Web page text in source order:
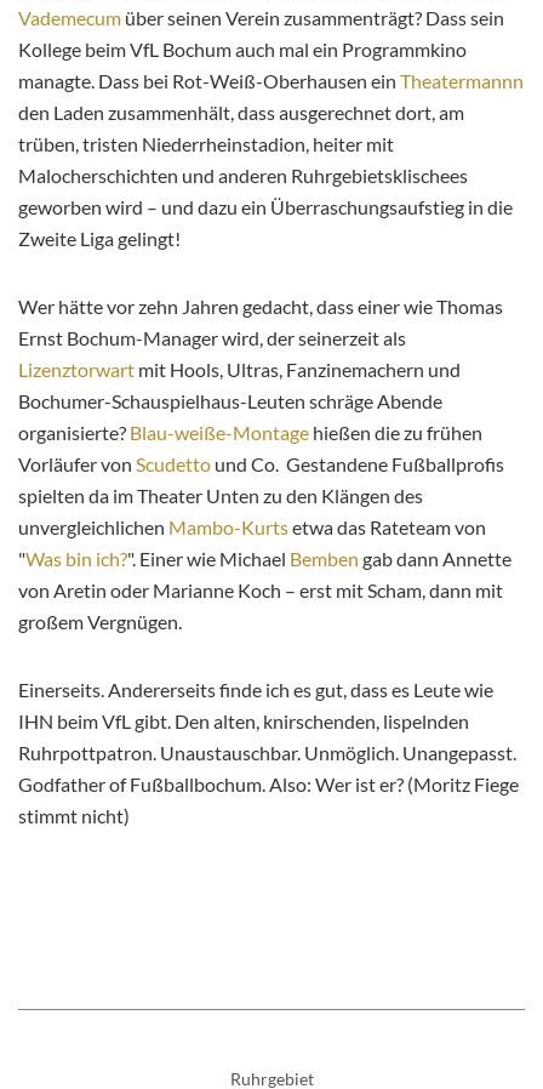
Vademecum über seinen Verein zusammenträgt? Dass sein
Kollege beim VfL Bochum auch mal ein Programmkino
managte. Dass bei Rot-Weiß-Oberhausen ein Theatermannn
den Laden zusammenhält, dass ausgerechnet dort, am
trüben, tristen Niederrheinstadion, heiter mit
Malocherschichten und anderen Ruhrgebietsklischees
geworben wird – und dazu ein Überraschungsaufstieg in die
Zweite Liga gelingt!
Wer hätte vor zehn Jahren gedacht, dass einer wie Thomas
Ernst Bochum-Manager wird, der seinerzeit als
Lizenztorwart mit Hools, Ultras, Fanzinemachern und
Bochumer-Schauspielhaus-Leuten schräge Abende
organisierte? Blau-weiße-Montage hießen die zu frühen
Vorläufer von Scudetto und Co. Gestandene Fußballprofis
spielten da im Theater Unten zu den Klängen des
unvergleichlichen Mambo-Kurtsetwa das Rateteam von
"Was bin ich?". Einer wie Michael Bemben gab dann Annette
von Aretin oder Marianne Koch – erst mit Scham, dann mit
großem Vergnügen.
Einerseits. Andererseits finde ich es gut, dass es Leute wie
IHN beim VfL gibt. Den alten, knirschenden, lispelnden
Ruhrpottpatron. Unaustauschbar. Unmöglich. Unangepasst.
Godfather of Fußballbochum. Also: Wer ist er? (Moritz Fiege
stimmt nicht)
Ruhrgebiet